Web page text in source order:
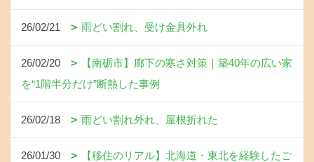
26/02/21 雨どい割れ、受け金具外れ
26/02/20
【南砺市】廊下の寒さ対策｜築40年の広い家
を“1階半分だけ”断熱した事例
26/02/18 雨どい割れ外れ、屋根折れた
26/01/30
【移住のリアル】北海道・東北を経験したご